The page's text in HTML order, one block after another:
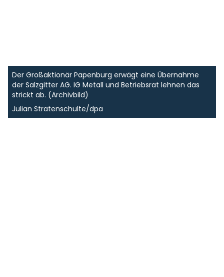
Der Großaktionär Papenburg erwägt eine Übernahme
der Salzgitter AG. IG Metall und Betriebsrat lehnen das
strickt ab. (Archivbild)
Julian Stratenschulte/dpa